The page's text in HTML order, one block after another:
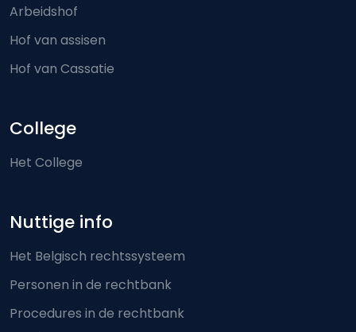
Arbeidshof
Hof van assisen
Hof van Cassatie
College
Het College
Nuttige info
Het Belgisch rechtssysteem
Personen in de rechtbank
Procedures in de rechtbank